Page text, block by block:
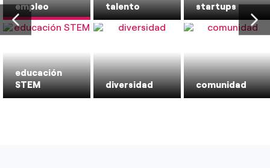
empleo
educación
STEM
talento
diversidad
startups
comunidad